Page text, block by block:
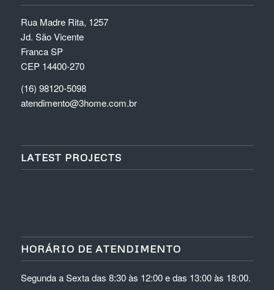
Rua Madre Rita, 1257
Jd. São Vicente
Franca SP
CEP 14400-270
(16) 98120-5098
atendimento@3home.com.br
LATEST PROJECTS
HORÁRIO DE ATENDIMENTO
Segunda a Sexta das 8:30 às 12:00 e das 13:00 às 18:00.